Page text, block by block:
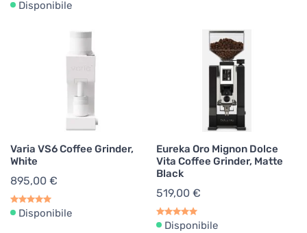
Disponibile
Varia VS6 Coffee Grinder,
White
895,00 €
Disponibile
Eureka Oro Mignon Dolce
Vita Coffee Grinder, Matte
Black
519,00 €
Disponibile